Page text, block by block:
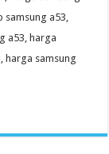
a53,
a53, harga
harga samsung